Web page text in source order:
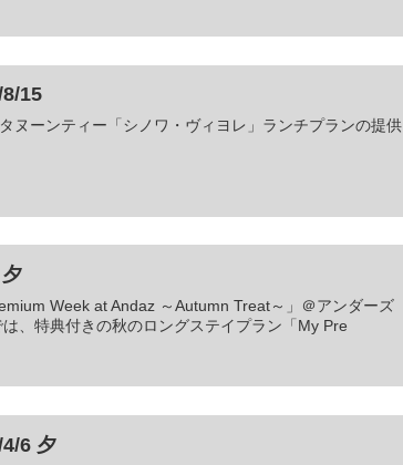
15
ヌーンティー「シノワ・ヴィヨレ」ランチプランの提供
Week at Andaz ～Autumn Treat～」＠アンダーズ
、特典付きの秋のロングステイプラン「My Pre
6 夕